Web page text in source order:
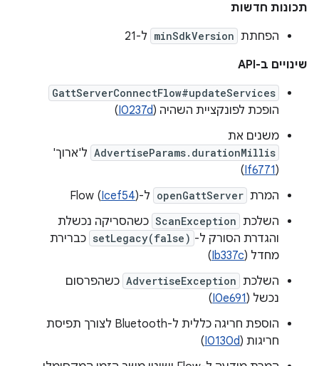
תכונות חדשות
הפחתת minSdkVersion ל-21
שינויים ב-API
GattServerConnectFlow#updateServices
הופכת לפונקציית השהיה (I0237d
)
משנים את
AdvertiseParams.durationMillis ל'ארוך'
(
If6771
)
המרת openGattServer ל-Flow ( Icef54)
השלכת ScanException כשהסריקה נכשלת
והגדרת הסורק ל- setLegacy(false) כברירת
מחדל (Ib337c
)
השלכת AdvertiseException כשהפרסום
נכשל (I0e691
)
הוספת חריגה כללית ל-Bluetooth לצורך תפיסת
חריגות (I0130d
)